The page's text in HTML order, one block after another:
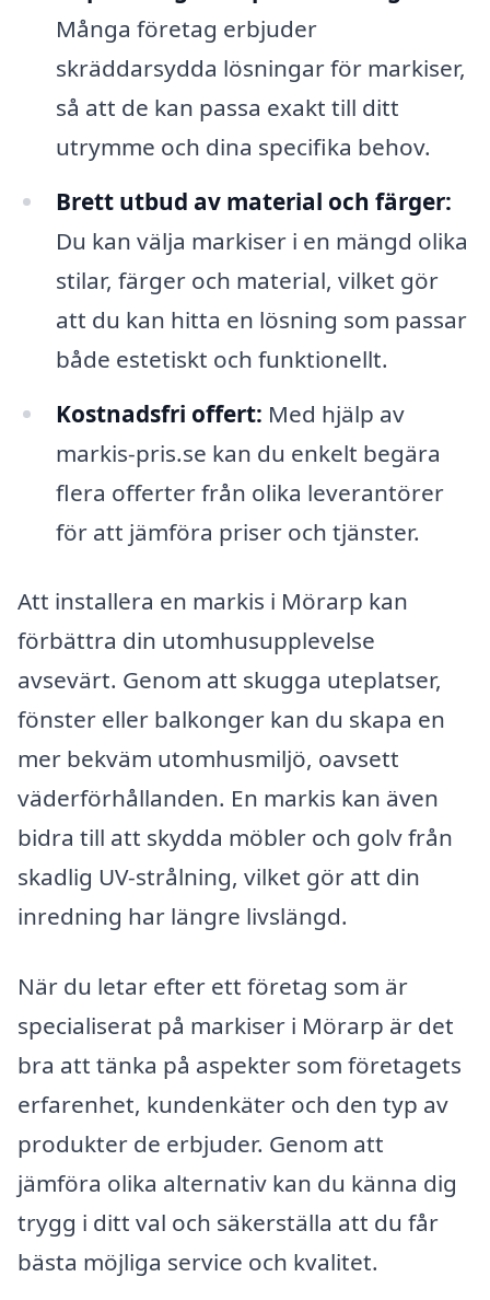
Många företag erbjuder
skräddarsydda lösningar för markiser,
så att de kan passa exakt till ditt
utrymme och dina specifika behov.
Brett utbud av material och färger:
Du kan välja markiser i en mängd olika
stilar, färger och material, vilket gör
att du kan hitta en lösning som passar
både estetiskt och funktionellt.
Kostnadsfri offert: Med hjälp av
markis-pris.se kan du enkelt begära
flera offerter från olika leverantörer
för att jämföra priser och tjänster.
Att installera en markis i Mörarp kan
förbättra din utomhusupplevelse
avsevärt. Genom att skugga uteplatser,
fönster eller balkonger kan du skapa en
mer bekväm utomhusmiljö, oavsett
väderförhållanden. En markis kan även
bidra till att skydda möbler och golv från
skadlig UV-strålning, vilket gör att din
inredning har längre livslängd.
När du letar efter ett företag som är
specialiserat på markiser i Mörarp är det
bra att tänka på aspekter som företagets
erfarenhet, kundenkäter och den typ av
produkter de erbjuder. Genom att
jämföra olika alternativ kan du känna dig
trygg i ditt val och säkerställa att du får
bästa möjliga service och kvalitet.